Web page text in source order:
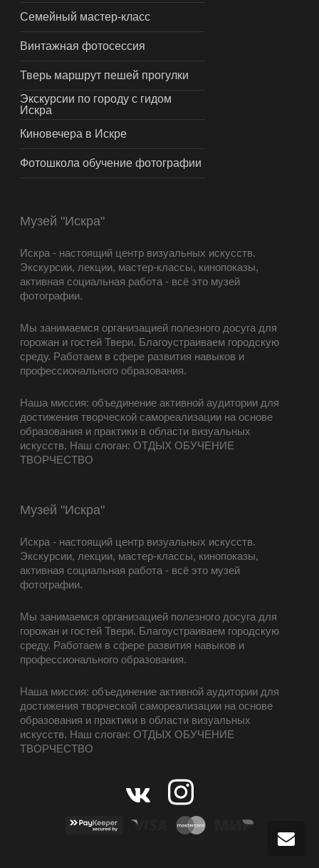
Семейный мастер-класс
Винтажная фотосессия
Тверь маршрут пешей прогулки
Экскурсии по городу с гидом
Искра
Киновечера в Искре
Фотошкола обучение фотографии
Музей "Искра"
Искра - настоящий центр визуальных искусств.
Экскурсии, лекции, мастер-классы, кинопоказы,
активная социальная работа - всё это музей
фотографии.
Мы занимаемся организацией полезного досуга для
горожан и гостей Твери. Благоустраиваем городскую
среду. Работаем в сфере развития навыков и
профессионального образования.
Наша миссия: объединение активной аудитории для
достижения творческой самореализации на основе
образования и практики в области визуальных
искусств. Наш слоган: ОТДЫХ ОБУЧЕНИЕ
ТВОРЧЕСТВО
Музей "Искра"
Искра - настоящий центр визуальных искусств.
Экскурсии, лекции, мастер-классы, кинопоказы,
активная социальная работа - всё это музей
фотографии.
Мы занимаемся организацией полезного досуга для
горожан и гостей Твери. Благоустраиваем городскую
среду. Работаем в сфере развития навыков и
профессионального образования.
Наша миссия: объединение активной аудитории для
достижения творческой самореализации на основе
образования и практики в области визуальных
искусств. Наш слоган: ОТДЫХ ОБУЧЕНИЕ
ТВОРЧЕСТВО